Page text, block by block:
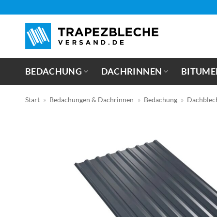
springen
BEDACHUNG DACHRINNEN
Start » Bedachungen & Dachrinnen » Bedachung »